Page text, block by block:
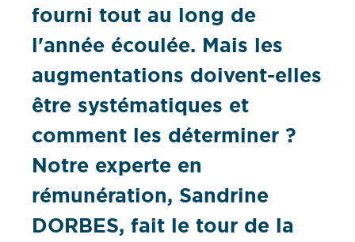
fourni tout au long de
l'année écoulée. Mais les
augmentations doivent-elles
être systématiques et
comment les déterminer ?
Notre experte en
rémunération, Sandrine
DORBES, fait le tour de la